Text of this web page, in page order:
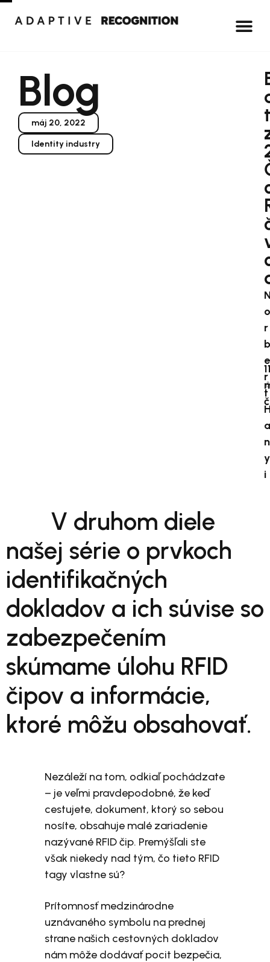
Blog
máj 20, 2022
Identity industry
o
r
b
e
r
t
a
n
y
i
V druhom diele
našej série o prvkoch
identifikačných
dokladov a ich súvise so
zabezpečením
skúmame úlohu RFID
čipov a informácie,
ktoré môžu obsahovať.
Nezáleží na tom, odkiaľ pochádzate
– je veľmi pravdepodobné, že keď
cestujete, dokument, ktorý so sebou
nosíte, obsahuje malé zariadenie
nazývané RFID čip. Premýšľali ste
však niekedy nad tým, čo tieto RFID
tagy vlastne sú?
Prítomnosť medzinárodne
uznávaného symbolu na prednej
strane našich cestovných dokladov
nám môže dodávať pocit bezpečia,